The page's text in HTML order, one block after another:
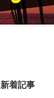
新着記事